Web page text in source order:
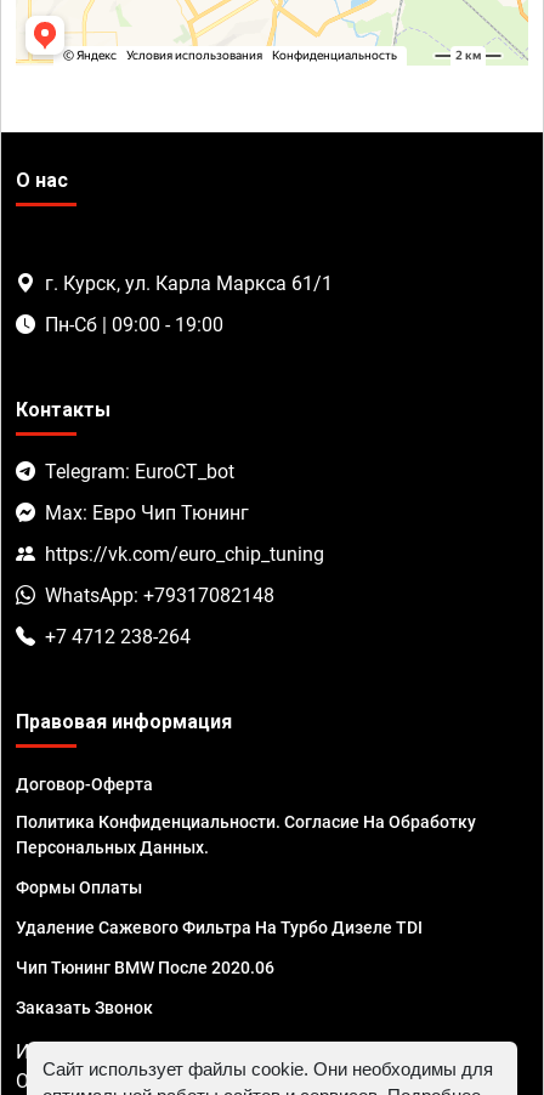
О нас
г. Курск, ул. Карла Маркса 61/1
Пн-Сб | 09:00 - 19:00
Контакты
Telegram: EuroCT_bot
Max: Евро Чип Тюнинг
https://vk.com/euro_chip_tuning
WhatsApp: +79317082148
+7 4712 238-264
Правовая информация
Договор-Оферта
Политика Конфиденциальности. Согласие На Обработку
Персональных Данных.
Формы Оплаты
Удаление Сажевого Фильтра На Турбо Дизеле TDI
Чип Тюнинг BMW После 2020.06
Заказать Звонок
ИП Смирнов Георгий Павлович. ИНН 781302555843,
ОГРНИП 324470400032610
Сайт использует файлы cookie. Они необходимы для